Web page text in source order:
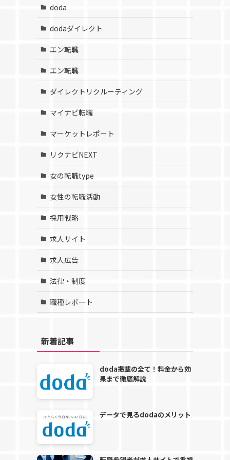
doda
dodaダイレクト
エン転職
エン転職
ダイレクトリクルーティング
マイナビ転職
マーケットレポート
リクナビNEXT
女の転職type
女性の転職活動
採用戦略
求人サイト
求人広告
法律・制度
職種レポート
新着記事
doda掲載の全て！料金から効
果まで徹底解説
データで見るdodaのメリット